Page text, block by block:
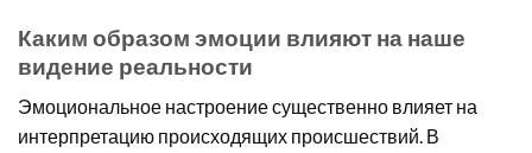
Каким образом эмоции влияют на наше
видение реальности
Эмоциональное настроение существенно влияет на
интерпретацию происходящих происшествий. В